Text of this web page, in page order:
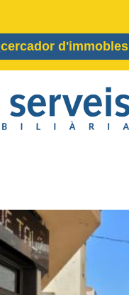
cercador d'immobles